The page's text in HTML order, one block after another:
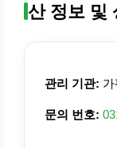
산 정보 및
관리 기관:
문의 번호: